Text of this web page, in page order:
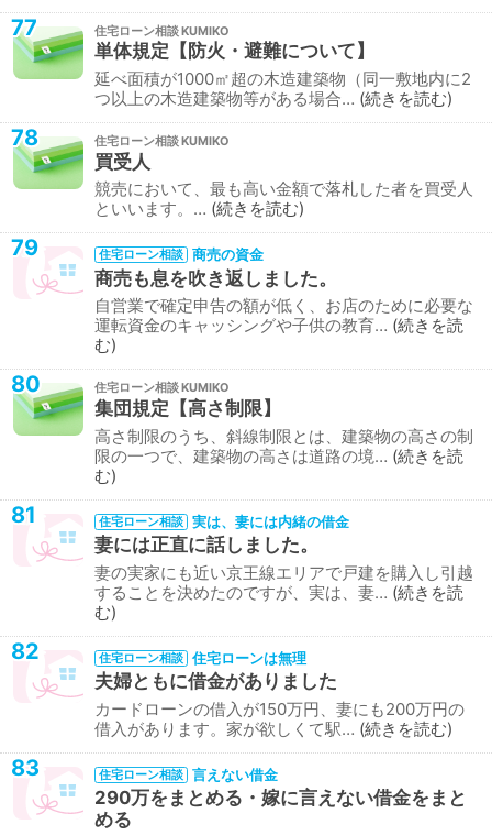
77 住宅ローン相談
単体規定【防火・避難について】
延べ面積が1000㎡超の木造建築物（同一敷地内に2
つ以上の木造建築物等がある場合… 続きを読む
78 住宅ローン相談
買受人
競売において、最も高い金額で落札した者を買受人
といいます。… 続きを読む
79 住宅ローン相談 商売の資金
商売も息を吹き返しました。
自営業で確定申告の額が低く、お店のために必要な
運転資金のキャッシングや子供の教育… 続きを読
む
80 住宅ローン相談
集団規定【高さ制限】
高さ制限のうち、斜線制限とは、建築物の高さの制
限の一つで、建築物の高さは道路の境… 続きを読
む
81 住宅ローン相談 実は、妻には内緒の借金
妻には正直に話しました。
妻の実家にも近い京王線エリアで戸建を購入し引越
することを決めたのですが、実は、妻… 続きを読
む
82 住宅ローン相談 住宅ローンは無理
夫婦ともに借金がありました
カードローンの借入が150万円、妻にも200万円の
借入があります。家が欲しくて駅… 続きを読む
83 住宅ローン相談 言えない借金
290万をまとめる・嫁に言えない借金をまと
める